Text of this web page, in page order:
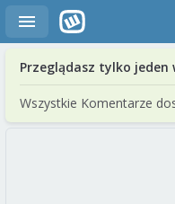
Przeglądasz tylko jeden
Wszystkie Komentarze